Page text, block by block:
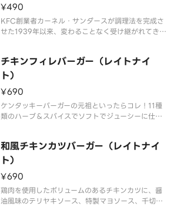
¥490
KFC創業者カーネル・サンダースが調理法を完成さ
せた1939年以来、変わることなく受け継がれてきた
合わせは、写真と異なる場合がございます。※商品
の特性上、チキンの部位指
チキンフィレバーガー（レイトナイ
ト）
¥690
ケンタッキーバーガーの元祖といったらコレ！11種
類のハーブ＆スパイスでソフトでジューシーに仕上
価格でのご提供となります。時間帯により価格が異
なりますので、あらかじめご
和風チキンカツバーガー（レイトナイ
ト）
¥690
鶏肉を使用したボリュームのあるチキンカツに、醤
油風味のテリヤキソース、特製マヨソース、千切り